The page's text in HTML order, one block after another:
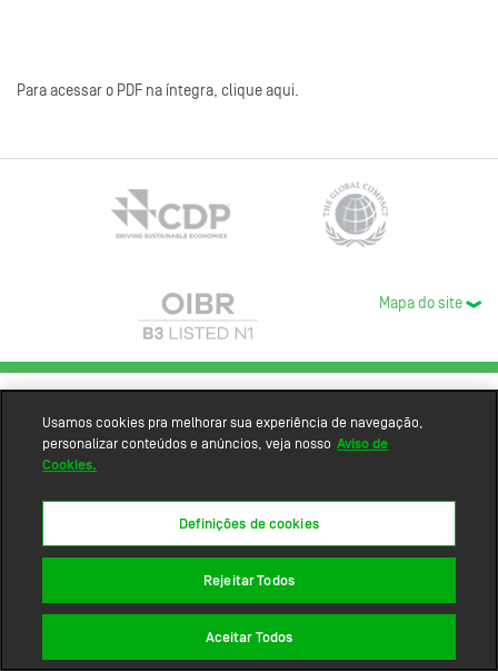
Para acessar o PDF na íntegra, clique aqui.
Mapa do site
Usamos cookies pra melhorar sua experiência de navegação,
personalizar conteúdos e anúncios, veja nosso Aviso de
Cookies.
Definições de cookies
Rejeitar Todos
Aceitar Todos